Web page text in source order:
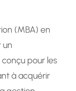
(MBA) en
un
pour les
à acquérir